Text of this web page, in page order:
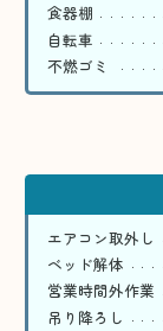
食器棚
自転車
不燃ゴミ
エアコン取外し
ベッド解体
営業時間外作業
吊り降ろし